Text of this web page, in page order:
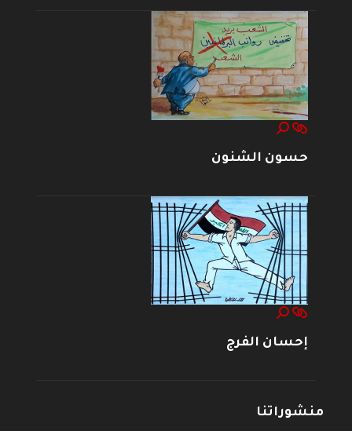
حسون الشنون
إحسان الفرج
منشوراتنا